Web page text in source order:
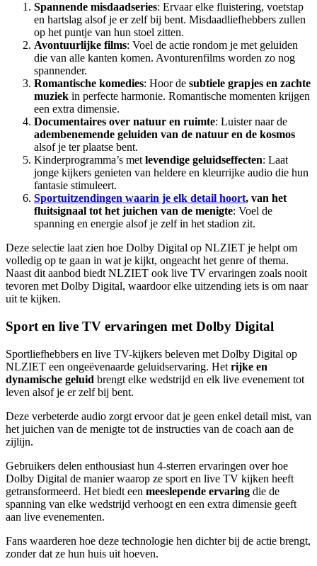
Spannende misdaadseries: Ervaar elke fluistering, voetstap
en hartslag alsof je er zelf bij bent. Misdaadliefhebbers zullen
op het puntje van hun stoel zitten.
Avontuurlijke films: Voel de actie rondom je met geluiden
die van alle kanten komen. Avonturenfilms worden zo nog
spannender.
Romantische komedies: Hoor de subtiele grapjes en zachte
muziek in perfecte harmonie. Romantische momenten krijgen
een extra dimensie.
Documentaires over natuur en ruimte: Luister naar de
adembenemende geluiden van de natuur en de kosmos
alsof je ter plaatse bent.
Kinderprogramma’s met levendige geluidseffecten: Laat
jonge kijkers genieten van heldere en kleurrijke audio die hun
fantasie stimuleert.
Sportuitzendingen waarin je elk detail hoort, van het
fluitsignaal tot het juichen van de menigte: Voel de
spanning en energie alsof je zelf in het stadion zit.
Deze selectie laat zien hoe Dolby Digital op NLZIET je helpt om
volledig op te gaan in wat je kijkt, ongeacht het genre of thema.
Naast dit aanbod biedt NLZIET ook live TV ervaringen zoals nooit
tevoren met Dolby Digital, waardoor elke uitzending iets is om naar
uit te kijken.
Sport en live TV ervaringen met Dolby Digital
Sportliefhebbers en live TV-kijkers beleven met Dolby Digital op
NLZIET een ongeëvenaarde geluidservaring. Het rijke en
dynamische geluid brengt elke wedstrijd en elk live evenement tot
leven alsof je er zelf bij bent.
Deze verbeterde audio zorgt ervoor dat je geen enkel detail mist, van
het juichen van de menigte tot de instructies van de coach aan de
zijlijn.
Gebruikers delen enthousiast hun 4-sterren ervaringen over hoe
Dolby Digital de manier waarop ze sport en live TV kijken heeft
getransformeerd. Het biedt een meeslepende ervaring die de
spanning van elke wedstrijd verhoogt en een extra dimensie geeft
aan live evenementen.
Fans waarderen hoe deze technologie hen dichter bij de actie brengt,
zonder dat ze hun huis uit hoeven.